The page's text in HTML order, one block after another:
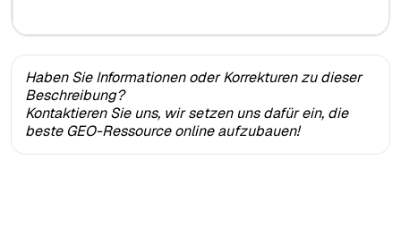
Haben Sie Informationen oder Korrekturen zu dieser
Beschreibung?
Kontaktieren Sie uns, wir setzen uns dafür ein, die
beste GEO-Ressource online aufzubauen!